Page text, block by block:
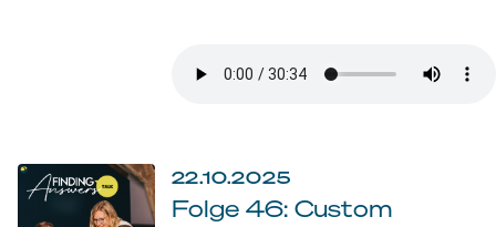
22.10.2025
Folge 46: Custom